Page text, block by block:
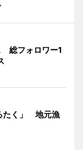
総フォロワー1
たく」 地元漁